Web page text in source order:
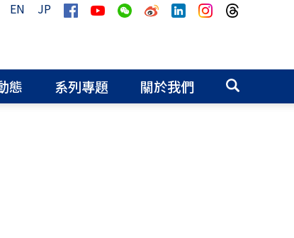
EN
JP
態 系列專題 關於我們